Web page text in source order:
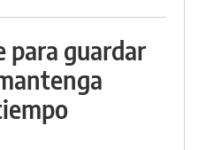
para guardar